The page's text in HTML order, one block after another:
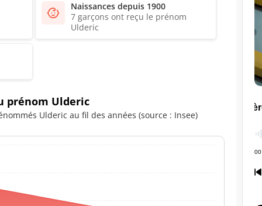
Naissances depuis 1900
7 garçons ont reçu le prénom
Ulderic
prénom Ulderic
Ulderic au fil des années (source : Insee)